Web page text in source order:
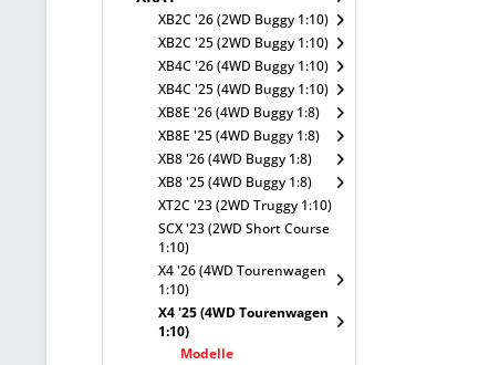
XB2C '26 (2WD Buggy 1:10)
XB2C '25 (2WD Buggy 1:10)
XB4C '26 (4WD Buggy 1:10)
XB4C '25 (4WD Buggy 1:10)
XB8E '26 (4WD Buggy 1:8)
XB8E '25 (4WD Buggy 1:8)
XB8 '26 (4WD Buggy 1:8)
XB8 '25 (4WD Buggy 1:8)
XT2C '23 (2WD Truggy 1:10)
SCX '23 (2WD Short Course
1:10)
X4 '26 (4WD Tourenwagen
1:10)
X4 '25 (4WD Tourenwagen
1:10)
Modelle